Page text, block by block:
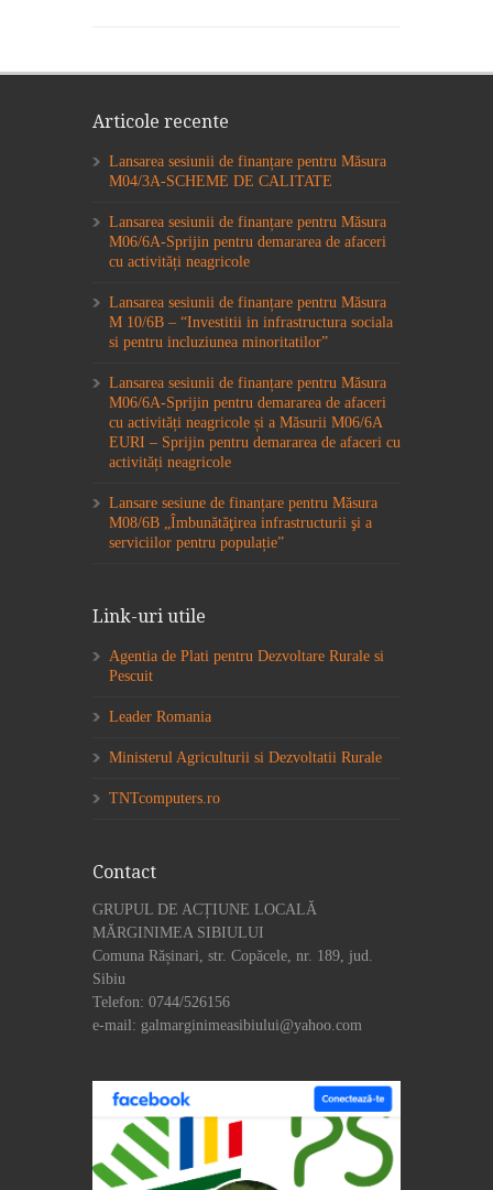
Articole recente
Lansarea sesiunii de finanțare pentru Măsura
M04/3A-SCHEME DE CALITATE
Lansarea sesiunii de finanțare pentru Măsura
M06/6A-Sprijin pentru demararea de afaceri
cu activități neagricole
Lansarea sesiunii de finanțare pentru Măsura
M 10/6B – “Investitii in infrastructura sociala
si pentru incluziunea minoritatilor”
Lansarea sesiunii de finanțare pentru Măsura
M06/6A-Sprijin pentru demararea de afaceri
cu activități neagricole și a Măsurii M06/6A
EURI – Sprijin pentru demararea de afaceri cu
activități neagricole
Lansare sesiune de finanțare pentru Măsura
M08/6B „Îmbunătăţirea infrastructurii şi a
serviciilor pentru populație”
Link-uri utile
Agentia de Plati pentru Dezvoltare Rurale si
Pescuit
Leader Romania
Ministerul Agriculturii si Dezvoltatii Rurale
TNTcomputers.ro
Contact
GRUPUL DE ACȚIUNE LOCALĂ
MĂRGINIMEA SIBIULUI
Comuna Rășinari, str. Copăcele, nr. 189, jud.
Sibiu
Telefon: 0744/526156
e-mail: galmarginimeasibiului@yahoo.com